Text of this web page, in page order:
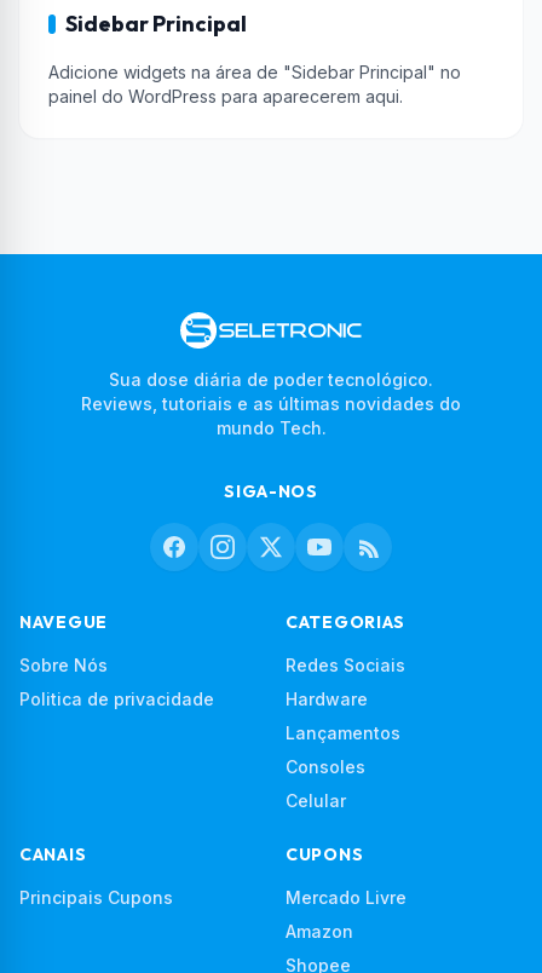
Sidebar Principal
Adicione widgets na área de "Sidebar Principal" no
painel do WordPress para aparecerem aqui.
Sua dose diária de poder tecnológico.
Reviews, tutoriais e as últimas novidades do
mundo Tech.
SIGA-NOS
NAVEGUE
Sobre Nós
Politica de privacidade
CATEGORIAS
Redes Sociais
Hardware
Lançamentos
Consoles
Celular
CANAIS
Principais Cupons
CUPONS
Mercado Livre
Amazon
Shopee